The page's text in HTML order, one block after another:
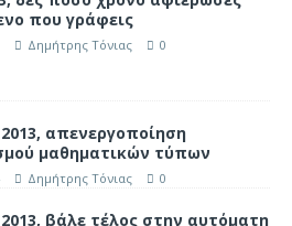
που γράφεις
Δημήτρης Τόνιας 0
απενεργοποίηση
μαθηματικών τύπων
Δημήτρης Τόνιας 0
βάλε τέλος στην αυτόματη